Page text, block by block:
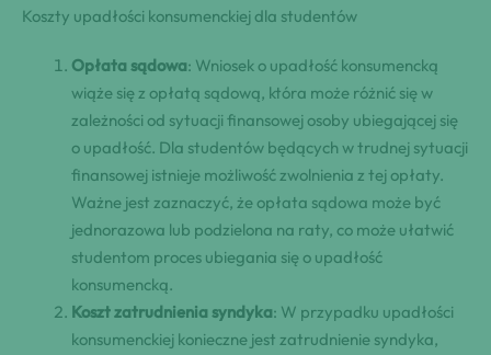
Koszty upadłości konsumenckiej dla studentów
Opłata sądowa: Wniosek o upadłość konsumencką
wiąże się z opłatą sądową, która może różnić się w
zależności od sytuacji finansowej osoby ubiegającej się
o upadłość. Dla studentów będących w trudnej sytuacji
finansowej istnieje możliwość zwolnienia z tej opłaty.
Ważne jest zaznaczyć, że opłata sądowa może być
jednorazowa lub podzielona na raty, co może ułatwić
studentom proces ubiegania się o upadłość
konsumencką.
Koszt zatrudnienia syndyka: W przypadku upadłości
konsumenckiej konieczne jest zatrudnienie syndyka,